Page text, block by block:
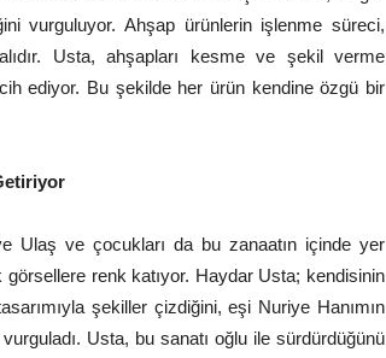
vurguluyor. Ahşap ürünlerin işlenme süreci,
Usta, ahşapları kesme ve şekil verme
ediyor. Bu şekilde her ürün kendine özgü bir
Ulaş ve çocukları da bu zanaatın içinde yer
görsellere renk katıyor. Haydar Usta; kendisinin
şekiller çizdiğini, eşi Nuriye Hanımın
Usta, bu sanatı oğlu ile sürdürdüğünü